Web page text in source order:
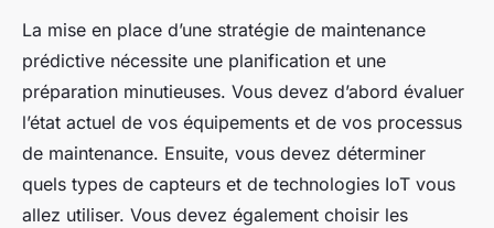
La mise en place d’une stratégie de maintenance
prédictive nécessite une planification et une
préparation minutieuses. Vous devez d’abord évaluer
l’état actuel de vos équipements et de vos processus
de maintenance. Ensuite, vous devez déterminer
quels types de capteurs et de technologies IoT vous
allez utiliser. Vous devez également choisir les